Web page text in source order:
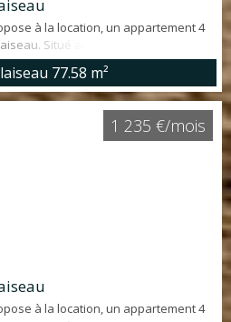
à la location, un appartement 4
Situé au RDC d'un copropriété
séjour lumineux, cuisine, 3
buanderie et un WC séparé. Un
de parking complètent ce bien situé à
Palaiseau. Me contacter pour tou...
77.58 m²
à la location, un appartement 4
1 235 €/mois